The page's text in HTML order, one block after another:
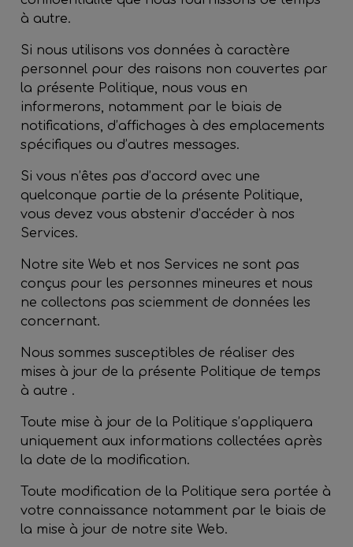
à autre.
Si nous utilisons vos données à caractère
personnel pour des raisons non couvertes par
la présente Politique, nous vous en
informerons, notamment par le biais de
notifications, d’affichages à des emplacements
spécifiques ou d’autres messages.
Si vous n’êtes pas d’accord avec une
quelconque partie de la présente Politique,
vous devez vous abstenir d’accéder à nos
Services.
Notre site Web et nos Services ne sont pas
conçus pour les personnes mineures et nous
ne collectons pas sciemment de données les
concernant.
Nous sommes susceptibles de réaliser des
mises à jour de la présente Politique de temps
à autre .
Toute mise à jour de la Politique s’appliquera
uniquement aux informations collectées après
la date de la modification.
Toute modification de la Politique sera portée à
votre connaissance notamment par le biais de
la mise à jour de notre site Web.